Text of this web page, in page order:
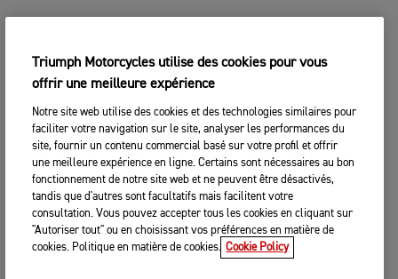
Triumph Motorcycles utilise des cookies pour vous
offrir une meilleure expérience
Notre site web utilise des cookies et des technologies similaires pour
faciliter votre navigation sur le site, analyser les performances du
site, fournir un contenu commercial basé sur votre profil et offrir
une meilleure expérience en ligne. Certains sont nécessaires au bon
fonctionnement de notre site web et ne peuvent être désactivés,
tandis que d'autres sont facultatifs mais facilitent votre
consultation. Vous pouvez accepter tous les cookies en cliquant sur
"Autoriser tout" ou en choisissant vos préférences en matière de
cookies. Politique en matière de cookies. Cookie Policy